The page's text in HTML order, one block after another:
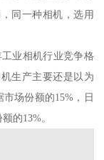
同一种相机，选用
业相机行业竞争格
生产主要还是以为
场份额的15%，日
的13%。